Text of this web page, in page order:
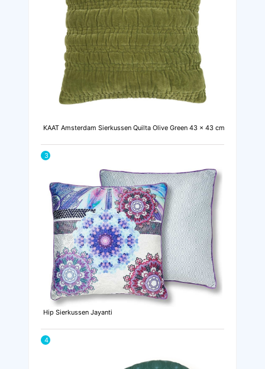
KAAT Amsterdam Sierkussen Quilta Olive Green 43 x 43 cm
3
Hip Sierkussen Jayanti
4